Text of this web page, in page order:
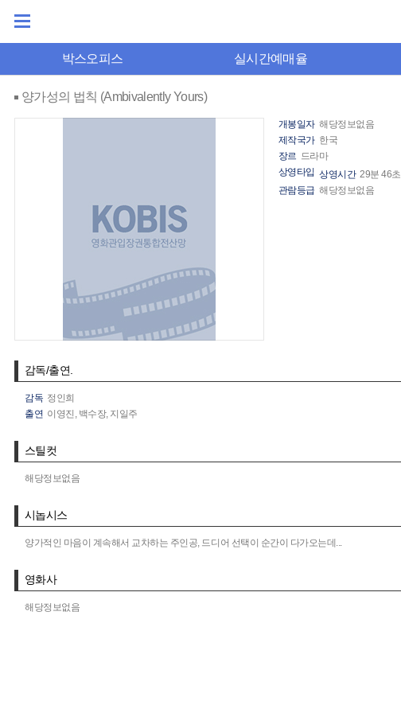
박스오피스 실시간예매율
양가성의 법칙 (Ambivalently Yours)
개봉일자 해당정보없음
제작국가 한국
장르 드라마
상영타입 상영시간 29분 46초
관람등급 해당정보없음
감독/출연.
감독 정인희
출연 이영진, 백수장, 지일주
스틸컷
해당정보없음
시놉시스
양가적인 마음이 계속해서 교차하는 주인공, 드디어 선택이 순간이 다가오는데...
영화사
해당정보없음